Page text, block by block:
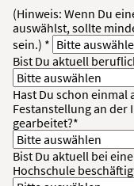
(Hinweis: Wenn Du
auswählst, sollte
sein.) *
Bist Du aktuell
Hast Du schon
Festanstellung an der
gearbeitet?*
Bist Du aktuell bei
Hochschule